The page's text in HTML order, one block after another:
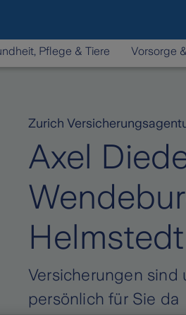
Pflege & Tiere Vorsorge
Zurich
Axel
Helmstedt
Versicherungen sind
persönlich für Sie da